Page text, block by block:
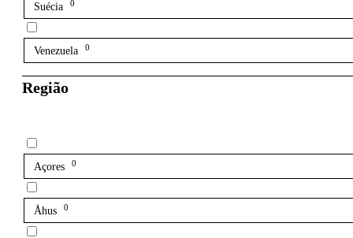
Suécia 0
Venezuela 0
Região
Açores 0
Åhus 0